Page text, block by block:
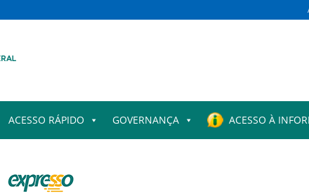
ACESSO RÁPIDO GOVERNANÇA ACESSO À